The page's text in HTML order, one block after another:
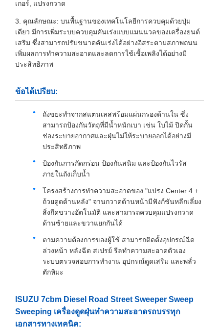
เกอร์, แปรงกวาด
3. คุณลักษณะ: บนพื้นฐานของเทคโนโลยีการควบคุมด้วยปุ่ม
เดียว มีการเพิ่มระบบควบคุมคันเร่งแบบแมนนวลของเครื่องยนต์
เสริม ซึ่งสามารถปรับขนาดคันเร่งได้อย่างอิสระตามสภาพถนน
เพิ่มผลการทำความสะอาดและลดการใช้เชื้อเพลิงได้อย่างมี
ประสิทธิภาพ
ข้อได้เปรียบ:
ถังขยะทำจากสแตนเลสพร้อมแผ่นกรองด้านใน ซึ่ง
สามารถป้องกันวัตถุที่มีน้ำหนักเบา เช่น ใบไม้ ปิดกั้น
ช่องระบายอากาศและฝุ่นไม่ให้ระบายออกได้อย่างมี
ประสิทธิภาพ
ป้องกันการกัดกร่อน ป้องกันสนิม และป้องกันไวรัส
ภายในถังเก็บน้ำ
โครงสร้างการทำความสะอาดของ "แปรง Center 4 +
ถ้วยดูดด้านหลัง" จานกวาดด้านหน้ามีฟังก์ชันหลีกเลี่ยง
สิ่งกีดขวางอัตโนมัติ และสามารถควบคุมแปรงกวาด
ด้านซ้ายและขวาแยกกันได้
ตามความต้องการของผู้ใช้ สามารถติดตั้งอุปกรณ์ฉีด
ล่วงหน้า หลังฉีด สเปรย์ รีลทำความสะอาดตัวเอง
ระบบตรวจสอบการทำงาน อุปกรณ์ดูดเสริม และพลั่ว
ตักหิมะ
ISUZU 7cbm Diesel Road Street Sweeper Sweep
Sweeping เครื่องดูดฝุ่นทำความสะอาดรถบรรทุก
เอกสารทางเทคนิค: